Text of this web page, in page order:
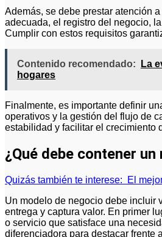
Además, se debe prestar atención
adecuada, el registro del negocio,
Cumplir con estos requisitos
Contenido recomendado:
La
hogares
Finalmente, es importante definir
operativos y la gestión del flujo de
estabilidad y facilitar el crecimiento
¿Qué debe contener
Quizás también te interese:
El
Un modelo de negocio debe incluir
entrega y captura valor. En primer
o servicio que satisface una
diferenciadora para destacar frente